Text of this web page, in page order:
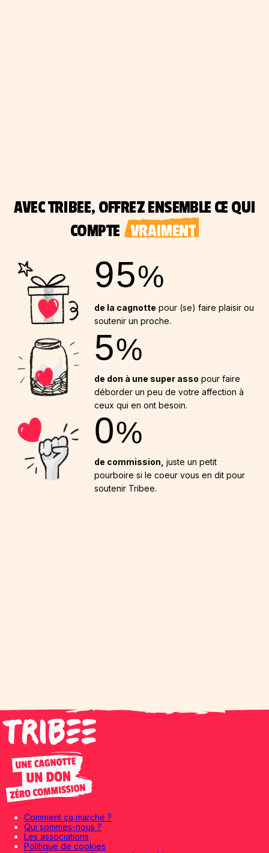
AVEC TRIBEE, OFFREZ ENSEMBLE CE QUI
COMPTE VRAIMENT
95%
de la cagnotte pour (se) faire plaisir ou
soutenir un proche.
5%
de don à une super asso pour faire
déborder un peu de votre affection à
ceux qui en ont besoin.
0%
de commission, juste un petit
pourboire si le coeur vous en dit pour
soutenir Tribee.
Comment ça marche ?
Qui sommes-nous ?
Les associations
Politique de cookies